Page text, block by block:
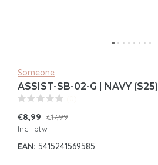
Someone
ASSIST-SB-02-G | NAVY (S25)
€8,99
€17,99
Incl. btw
EAN: 5415241569585